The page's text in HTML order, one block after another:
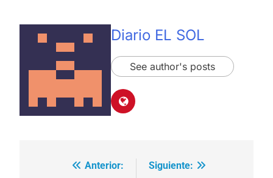
Diario EL SOL
See author's posts
Navegación
Anterior:
Siguiente: